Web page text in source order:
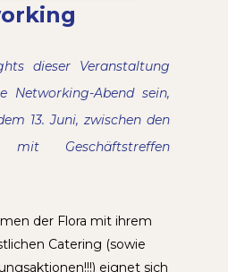
dieser Veranstaltung
Networking-Abend sein,
13. Juni, zwischen den
Geschäftstreffen
der Flora mit ihrem
Catering (sowie
eignet sich